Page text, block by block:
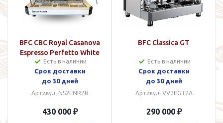
BFC CBC Royal Casanova
Espresso Perfetto White
Есть в наличии
Срок доставки
до 30 дней
Артикул: NS2ENR2B
430 000 ₽
BFC Classica GT
Есть в наличии
Срок доставки
до 30 дней
Артикул: VV2EGT2A
290 000 ₽